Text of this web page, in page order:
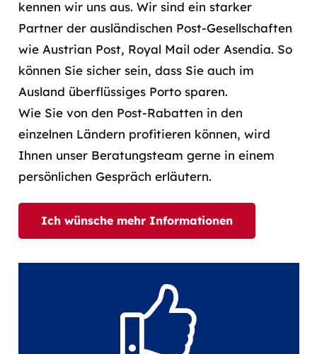
kennen wir uns aus. Wir sind ein starker
Partner der ausländischen Post-Gesellschaften
wie Austrian Post, Royal Mail oder Asendia. So
können Sie sicher sein, dass Sie auch im
Ausland überflüssiges Porto sparen.
Wie Sie von den Post-Rabatten in den
einzelnen Ländern profitieren können, wird
Ihnen unser Beratungsteam gerne in einem
persönlichen Gespräch erläutern.
Ich wünsche mehr Informationen